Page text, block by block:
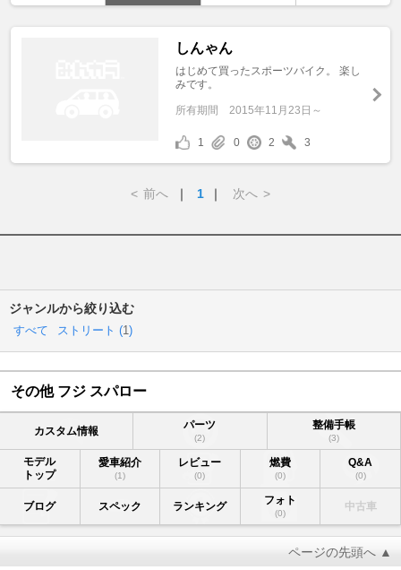
しんゃん
はじめて買ったスポーツバイク。 楽し
みです。
所有期間 2015年11月23日～
1 0 2 3
< 前へ ｜ 1 ｜ 次へ >
ジャンルから絞り込む
すべて ストリート (1)
その他 フジ スパロー
カスタム情報 パーツ
(2)
整備手帳
(3)
モデル
トップ
愛車紹介
(1)
レビュー
(0)
燃費
(0)
Q&A
(0)
ブログ スペック ランキング フォト
(0)
中古車
ページの先頭へ ▲